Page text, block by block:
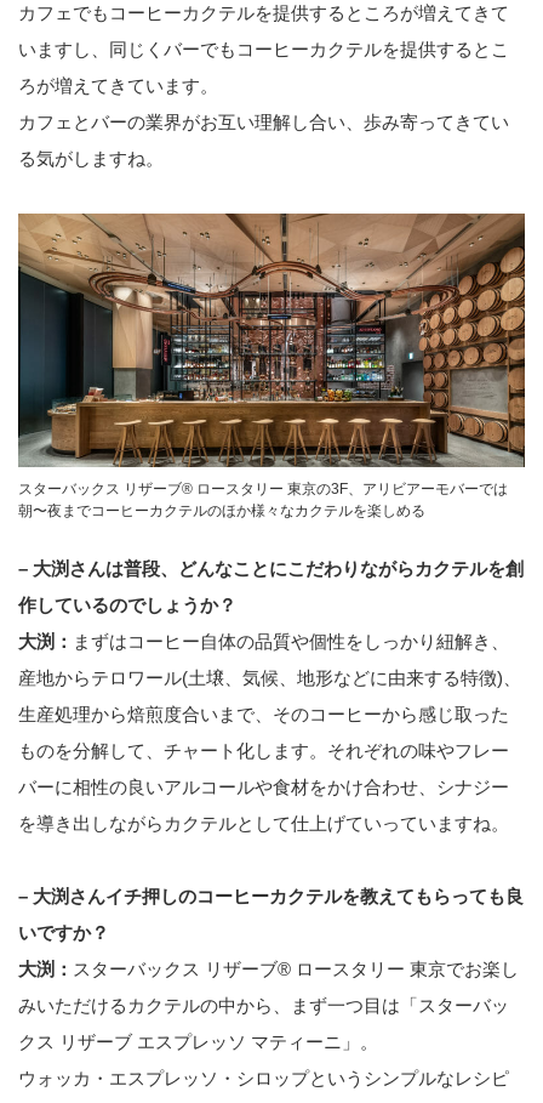
カフェでもコーヒーカクテルを提供するところが増えてきて
いますし、同じくバーでもコーヒーカクテルを提供するとこ
ろが増えてきています。
カフェとバーの業界がお互い理解し合い、歩み寄ってきてい
る気がしますね。
スターバックス リザーブ® ロースタリー 東京の3F、アリビアーモバーでは
朝〜夜までコーヒーカクテルのほか様々なカクテルを楽しめる
– 大渕さんは普段、どんなことにこだわりながらカクテルを創
作しているのでしょうか？
大渕： まずはコーヒー自体の品質や個性をしっかり紐解き、
産地からテロワール(土壌、気候、地形などに由来する特徴)、
生産処理から焙煎度合いまで、そのコーヒーから感じ取った
ものを分解して、チャート化します。それぞれの味やフレー
バーに相性の良いアルコールや食材をかけ合わせ、シナジー
を導き出しながらカクテルとして仕上げていっていますね。
– 大渕さんイチ押しのコーヒーカクテルを教えてもらっても良
いですか？
大渕： スターバックス リザーブ® ロースタリー 東京でお楽し
みいただけるカクテルの中から、まず一つ目は「スターバッ
クス リザーブ エスプレッソ マティーニ」。
ウォッカ・エスプレッソ・シロップというシンプルなレシピ